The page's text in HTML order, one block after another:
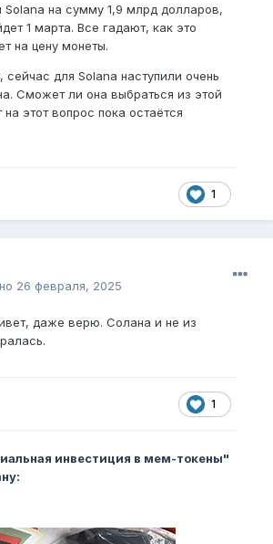
Solana на сумму 1,9 млрд долларов,
1 марта. Все гадают, как это
на цену монеты.
для Solana наступили очень
Сможет ли она выбраться из этой
на этот вопрос пока остаётся
1
26 февраля, 2025
даже верю. Солана и не из
1
инвестиция в мем-токены"